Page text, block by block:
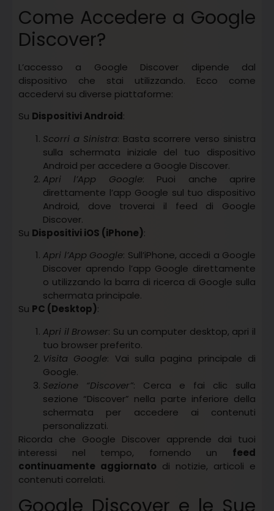
Come Accedere a Google
Discover?
L’accesso a Google Discover dipende dal
dispositivo che stai utilizzando. Ecco come
accedervi su diverse piattaforme:
Su Dispositivi Android:
Scorri a Sinistra: Basta scorrere verso sinistra
sulla schermata iniziale del tuo dispositivo
Android per accedere a Google Discover.
Apri l’App Google: Puoi anche aprire
direttamente l’app Google sul tuo dispositivo
Android, dove troverai il feed di Google
Discover.
Su Dispositivi iOS (iPhone):
Apri l’App Google: Sull’iPhone, accedi a Google
Discover aprendo l’app Google direttamente
o utilizzando la barra di ricerca di Google sulla
schermata principale.
Su PC (Desktop):
Apri il Browser: Su un computer desktop, apri il
tuo browser preferito.
Visita Google: Vai sulla pagina principale di
Google.
Sezione “Discover”: Cerca e fai clic sulla
sezione “Discover” nella parte inferiore della
schermata per accedere ai contenuti
personalizzati.
Ricorda che Google Discover apprende dai tuoi
interessi nel tempo, fornendo un feed
continuamente aggiornato di notizie, articoli e
contenuti correlati.